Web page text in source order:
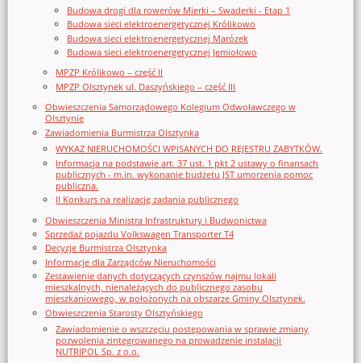
Budowa drogi dla rowerów Mierki – Swaderki - Etap 1
Budowa sieci elektroenergetycznej Królikowo
Budowa sieci elektroenergetycznej Marózek
Budowa sieci elektroenergetycznej Jemiołowo
MPZP Królikowo – część II
MPZP Olsztynek ul. Daszyńskiego – część III
Obwieszczenia Samorządowego Kolegium Odwoławczego w
Olsztynie
Zawiadomienia Burmistrza Olsztynka
WYKAZ NIERUCHOMOŚCI WPISANYCH DO REJESTRU ZABYTKÓW.
Informacja na podstawie art. 37 ust. 1 pkt 2 ustawy o finansach
publicznych - m.in. wykonanie budżetu JST umorzenia pomoc
publiczna.
II Konkurs na realizację zadania publicznego
Obwieszczenia Ministra Infrastruktury i Budwonictwa
Sprzedaż pojazdu Volkswagen Transporter T4
Decyzje Burmistrza Olsztynka
Informacje dla Zarządców Nieruchomości
Zestawienie danych dotyczących czynszów najmu lokali
mieszkalnych, nienależących do publicznego zasobu
mieszkaniowego, w położonych na obszarze Gminy Olsztynek.
Obwieszczenia Starosty Olsztyńskiego
Zawiadomienie o wszczęciu postępowania w sprawie zmiany
pozwolenia zintegrowanego na prowadzenie instalacji
NUTRIPOL Sp. z o.o.